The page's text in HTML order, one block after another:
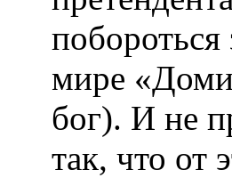
мире
бог). И не
так, что от